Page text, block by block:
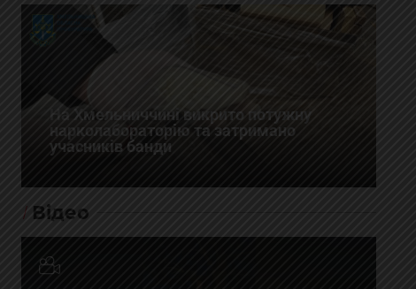
На Хмельниччині викрито потужну
нарколабораторію та затримано
учасників банди
Відео